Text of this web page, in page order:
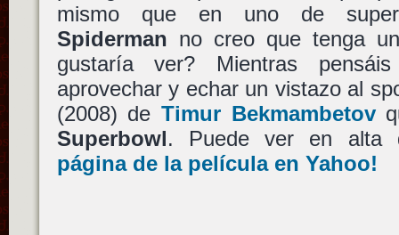
mismo que en uno de
Spiderman no creo que tenga
gustaría ver? Mientras
aprovechar y echar un vistazo al
(2008) de Timur Bekmambetov
Superbowl. Puede ver en alta
página de la película en Yahoo!